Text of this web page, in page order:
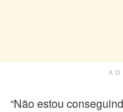
“Não estou